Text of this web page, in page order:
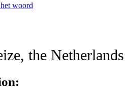
woord
the